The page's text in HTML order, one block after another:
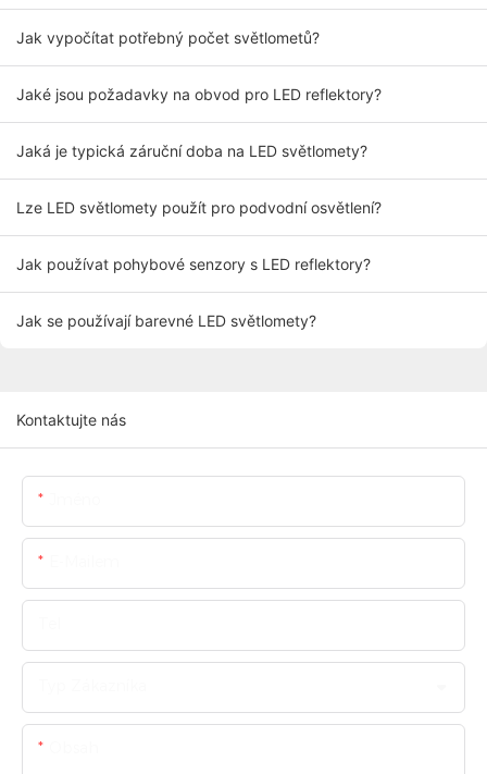
Jak vypočítat potřebný počet světlometů?
Jaké jsou požadavky na obvod pro LED reflektory?
Jaká je typická záruční doba na LED světlomety?
Lze LED světlomety použít pro podvodní osvětlení?
Jak používat pohybové senzory s LED reflektory?
Jak se používají barevné LED světlomety?
Kontaktujte nás